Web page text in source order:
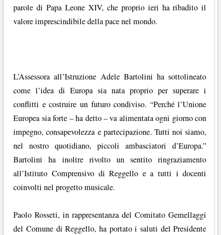
parole di Papa Leone XIV, che proprio ieri ha ribadito il
valore imprescindibile della pace nel mondo.
L’Assessora all’Istruzione Adele Bartolini ha sottolineato
come l’idea di Europa sia nata proprio per superare i
conflitti e costruire un futuro condiviso. “Perché l’Unione
Europea sia forte – ha detto – va alimentata ogni giorno con
impegno, consapevolezza e partecipazione. Tutti noi siamo,
nel nostro quotidiano, piccoli ambasciatori d’Europa.”
Bartolini ha inoltre rivolto un sentito ringraziamento
all’Istituto Comprensivo di Reggello e a tutti i docenti
coinvolti nel progetto musicale.
Paolo Rosseti, in rappresentanza del Comitato Gemellaggi
del Comune di Reggello, ha portato i saluti del Presidente